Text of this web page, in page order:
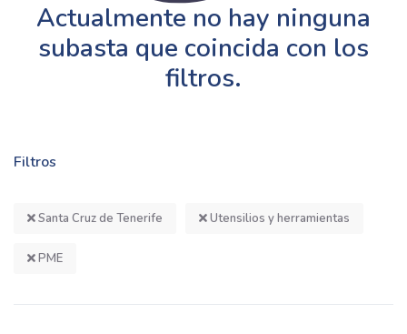
Filtros
Santa Cruz de Tenerife Utensilios y herramientas
PME
Actualmente no hay ninguna
subasta que coincida con los
filtros.